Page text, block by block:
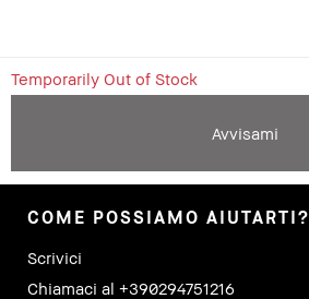
Temporarily Out of Stock
Avvisami
COME POSSIAMO AIUTARTI?
Scrivici
Chiamaci al +390294751216